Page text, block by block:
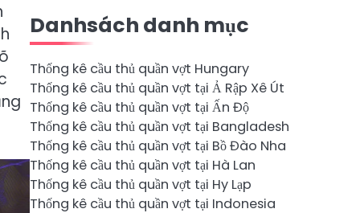
Danhsách danh mục
Thống kê cầu thủ quần vợt Hungary
Thống kê cầu thủ quần vợt tại Ả Rập Xê Út
Thống kê cầu thủ quần vợt tại Ấn Độ
Thống kê cầu thủ quần vợt tại Bangladesh
Thống kê cầu thủ quần vợt tại Bồ Đào Nha
Thống kê cầu thủ quần vợt tại Hà Lan
Thống kê cầu thủ quần vợt tại Hy Lạp
Thống kê cầu thủ quần vợt tại Indonesia